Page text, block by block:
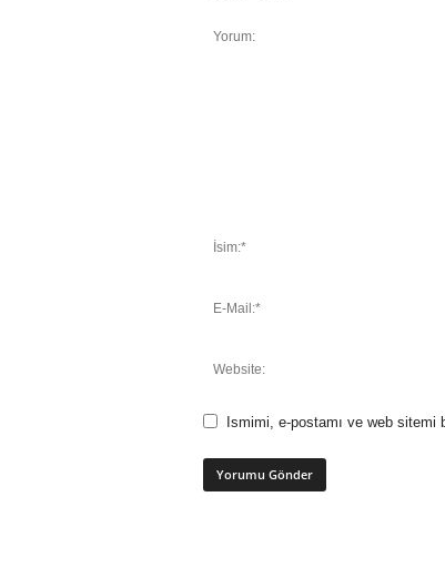
Ismimi, e-postamı ve web sitemi